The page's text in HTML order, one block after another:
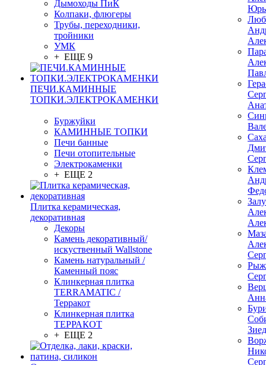
Дымоходы ПиК
Колпаки, флюгеры
Трубы, переходники,
тройники
УМК
+ ЕЩЕ 9
ПЕЧИ.КАМИННЫЕ
ТОПКИ.ЭЛЕКТРОКАМЕНКИ
Буржуйки
КАМИННЫЕ ТОПКИ
Печи банные
Печи отопительные
Электрокаменки
+ ЕЩЕ 2
Плитка керамическая,
декоративная
Декоры
Камень декоративный/
искуственный Wallstone
Камень натуральный /
Каменный пояс
Клинкерная плитка
TERRAMATIC /
Терракот
Клинкерная плитка
ТЕРРАКОТ
+ ЕЩЕ 2